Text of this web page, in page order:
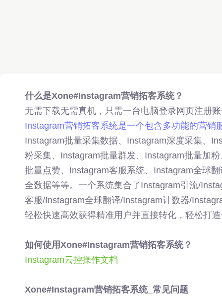
什么是Xone#Instagram营销拓客系统？
无需下载无需真机，只需一台电脑登录网页注册
Instagram营销拓客系统是一个包含多功能的营销
Instagram批量采集数据、Instagram深度采集、
粉采集、Instagram批量群发、Instagram批量加
批量点赞、Instagram客服系统、Instagram全球
全数据等等。一个系统集合了Instagram引流/
客服/Instagram全球翻译/Instagram计数器/
轻松快速高效获得精准用户并直接转化，轻松打
如何使用Xone#Instagram营销拓客系统？
Instagram云控操作文档
Xone#Instagram营销拓客系统_常见问题